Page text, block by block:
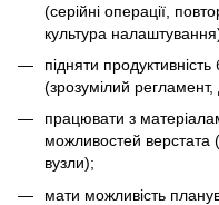
(серійні операції,
культура
підняти
(зрозумілий регламент,
працювати з
можливостей верстата
вузли);
мати можливість